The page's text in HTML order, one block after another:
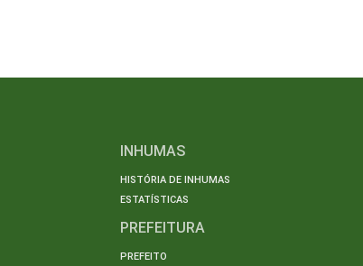
INHUMAS
HISTÓRIA DE INHUMAS
ESTATÍSTICAS
PREFEITURA
PREFEITO